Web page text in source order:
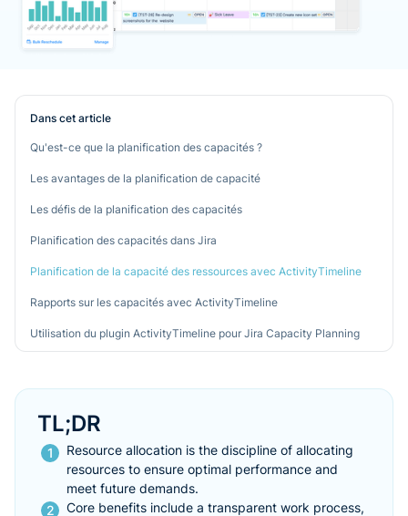
Dans cet article
Qu'est-ce que la planification des capacités ?
Les avantages de la planification de capacité
Les défis de la planification des capacités
Planification des capacités dans Jira
Planification de la capacité des ressources avec ActivityTimeline
Rapports sur les capacités avec ActivityTimeline
Utilisation du plugin ActivityTimeline pour Jira Capacity Planning
TL;DR
Resource allocation is the discipline of allocating
resources to ensure optimal performance and
meet future demands.
Core benefits include a transparent work process,